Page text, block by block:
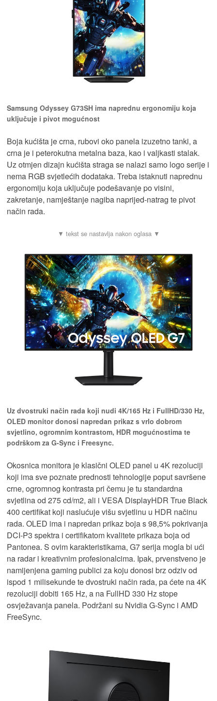
Samsung Odyssey G73SH ima naprednu ergonomiju koja
uključuje i pivot mogućnost
Boja kućišta je crna, rubovi oko panela izuzetno tanki, a
crna je i peterokutna metalna baza, kao i valjkasti stalak.
Uz otmjen dizajn kućišta straga se nalazi samo logo serije i
nema RGB svjetlećih dodataka. Treba istaknuti naprednu
ergonomiju koja uključuje podešavanje po visini,
zakretanje, namještanje nagiba naprijed-natrag te pivot
način rada.
Uz dvostruki način rada koji nudi 4K/165 Hz i FullHD/330 Hz,
OLED monitor donosi napredan prikaz s vrlo dobrom
svjetlino, ogromnim kontrastom, HDR mogućnostima te
podrškom za G-Sync i Freesync.
Okosnica monitora je klasični OLED panel u 4K rezoluciji
koji ima sve poznate prednosti tehnologije poput savršene
crne, ogromnog kontrasta pri čemu je tu standardna
svjetlina od 275 cd/m2, ali i VESA DisplayHDR True Black
400 certifikat koji naslućuje višu svjetlinu u HDR načinu
rada. OLED ima i napredan prikaz boja s 98,5% pokrivanja
DCI-P3 spektra i certifikatom kvalitete prikaza boja od
Pantonea. S ovim karakteristikama, G7 serija mogla bi ući
na radar i kreativnim profesionalcima. Ipak, prvenstveno je
namijenjena gaming publici za koju donosi brz odziv od
ispod 1 milisekunde te dvostruki način rada, pa ćete na 4K
rezoluciji dobiti 165 Hz, a na FullHD 330 Hz stope
osvježavanja panela. Podržani su Nvidia G-Sync i AMD
FreeSync.